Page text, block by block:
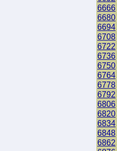
6666
6680
6694
6708
6722
6736
6750
6764
6778
6792
6806
6820
6834
6848
6862